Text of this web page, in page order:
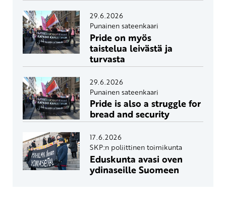
29.6.2026
Punainen sateenkaari
Pride on myös
taistelua leivästä ja
turvasta
29.6.2026
Punainen sateenkaari
Pride is also a struggle for
bread and security
17.6.2026
SKP:n poliittinen toimikunta
Eduskunta avasi oven
ydinaseille Suomeen